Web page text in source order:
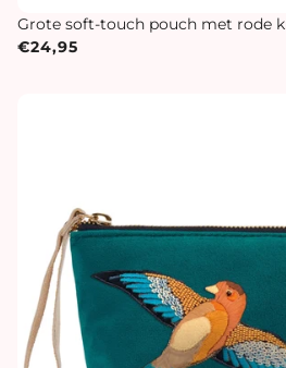
Grote soft-touch pouch met rode
€24,95